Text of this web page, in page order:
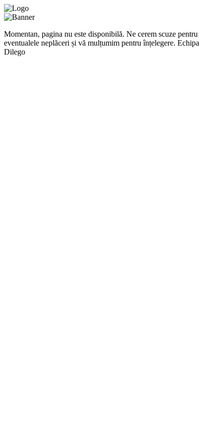
Momentan, pagina nu este disponibilă. Ne cerem scuze pentru
eventualele neplăceri și vă mulțumim pentru înțelegere. Echipa
Dilego